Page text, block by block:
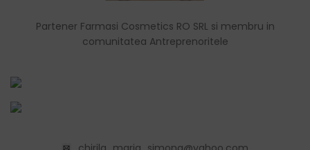
Partener Farmasi Cosmetics RO SRL si membru in
comunitatea Antreprenoritele